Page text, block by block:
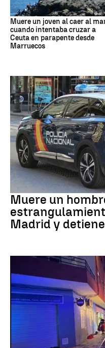
Muere un joven al caer al
cuando intentaba cruzar a
Ceuta en parapente desde
Marruecos
Muere un
Madrid y